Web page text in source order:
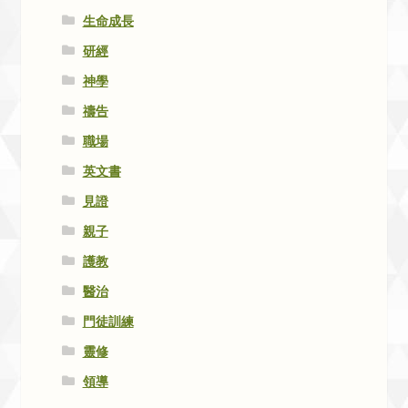
生命成長
研經
神學
禱告
職場
英文書
見證
親子
護教
醫治
門徒訓練
靈修
領導